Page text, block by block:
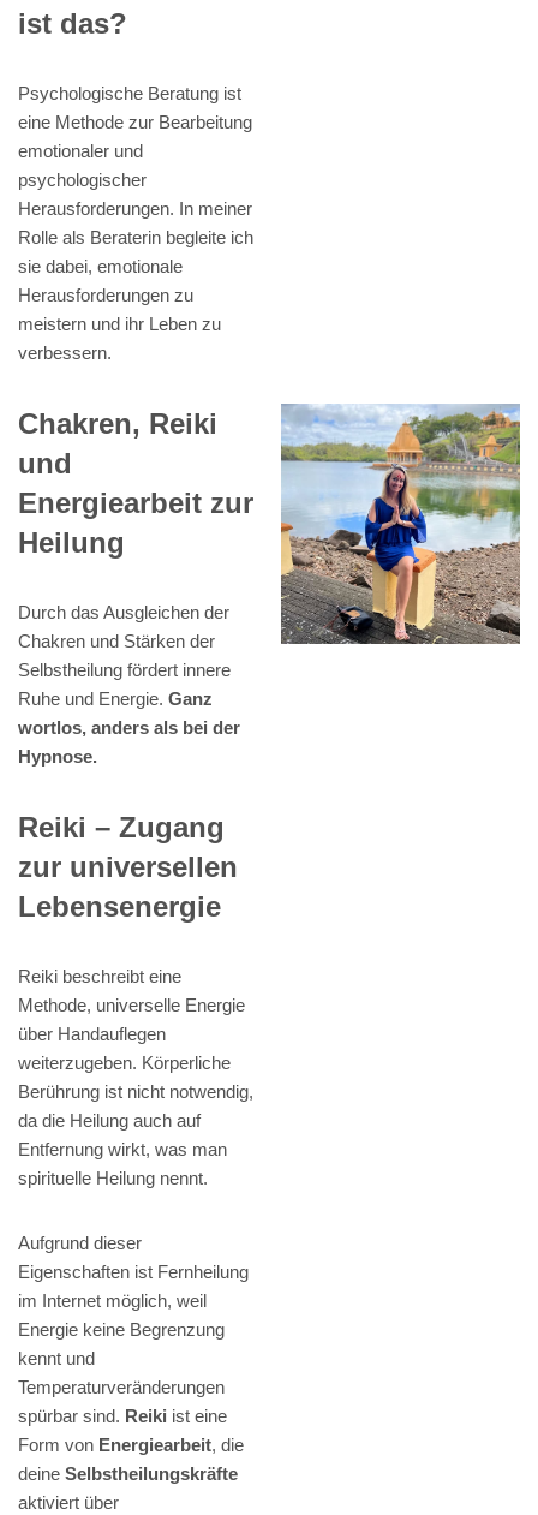
ist das?
Psychologische Beratung ist
eine Methode zur Bearbeitung
emotionaler und
psychologischer
Herausforderungen. In meiner
Rolle als Beraterin begleite ich
sie dabei, emotionale
Herausforderungen zu
meistern und ihr Leben zu
verbessern.
Chakren, Reiki
und
Energiearbeit zur
Heilung
Durch das Ausgleichen der
Chakren und Stärken der
Selbstheilung fördert innere
Ruhe und Energie. Ganz
wortlos, anders als bei der
Hypnose.
Reiki – Zugang
zur universellen
Lebensenergie
Reiki beschreibt eine
Methode, universelle Energie
über Handauflegen
weiterzugeben. Körperliche
Berührung ist nicht notwendig,
da die Heilung auch auf
Entfernung wirkt, was man
spirituelle Heilung nennt.
Aufgrund dieser
Eigenschaften ist Fernheilung
im Internet möglich, weil
Energie keine Begrenzung
kennt und
Temperaturveränderungen
spürbar sind. Reiki ist eine
Form von Energiearbeit, die
deine Selbstheilungskräfte
aktiviert über